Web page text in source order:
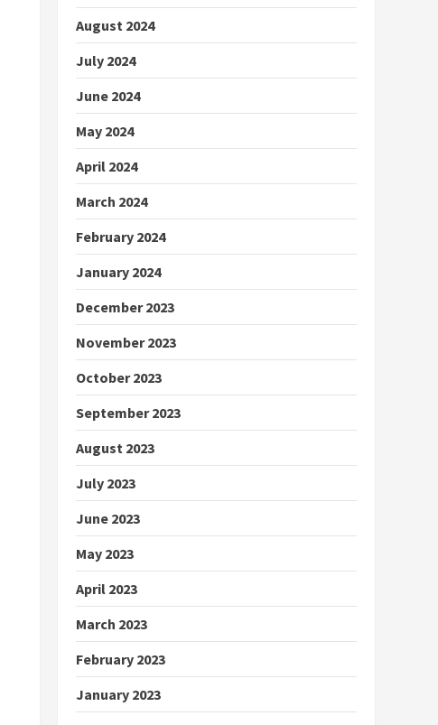
August 2024
July 2024
June 2024
May 2024
April 2024
March 2024
February 2024
January 2024
December 2023
November 2023
October 2023
September 2023
August 2023
July 2023
June 2023
May 2023
April 2023
March 2023
February 2023
January 2023